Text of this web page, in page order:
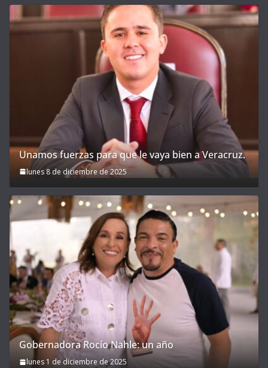
Unamos fuerzas para que le vaya bien a Veracruz.
lunes 8 de diciembre de 2025
Gobernadora Rocío Nahle: un año
lunes 1 de diciembre de 2025